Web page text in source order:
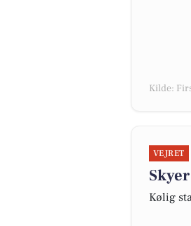
Kilde:
VEJRET
Kølig